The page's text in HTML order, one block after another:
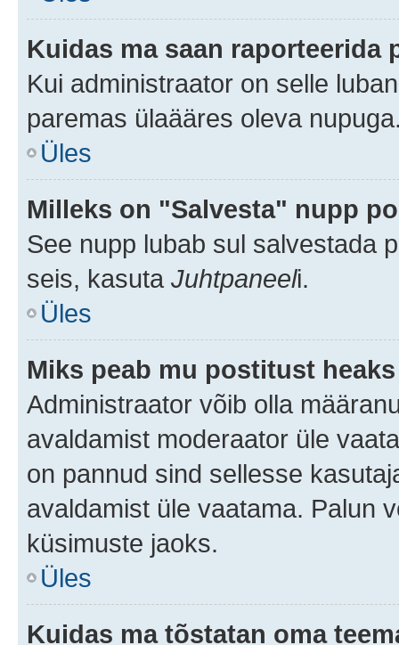
Kuidas ma saan raporteerida
Kui administraator on selle
paremas ülaääres oleva
Üles
Milleks on "Salvesta" nupp
See nupp lubab sul salvestada
seis, kasuta Juhtpaneeli.
Üles
Miks peab mu postitust
Administraator võib olla
avaldamist moderaator üle
on pannud sind sellesse
avaldamist üle vaatama. Palun
küsimuste jaoks.
Üles
Kuidas ma tõstatan oma